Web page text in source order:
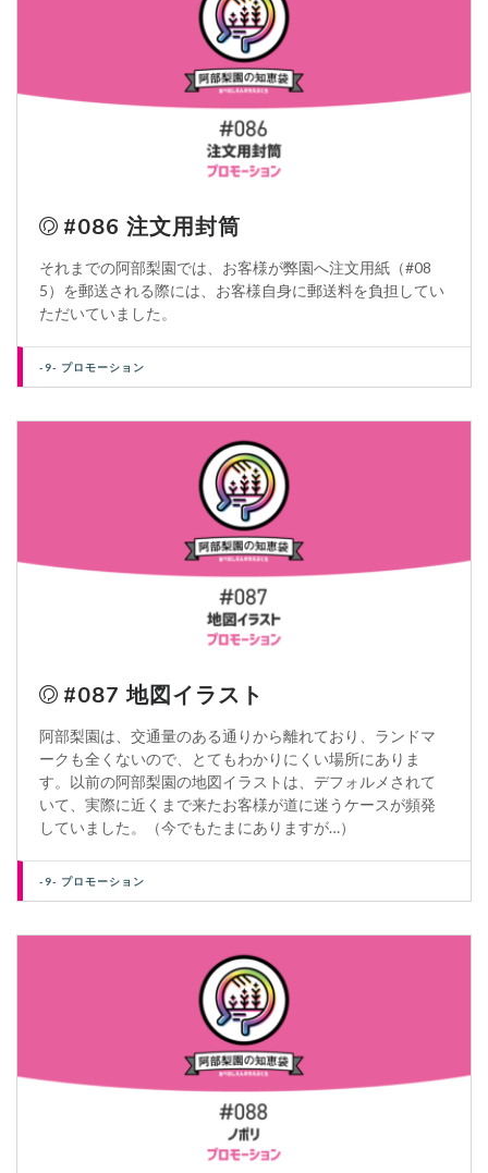
#086 注文用封筒
それまでの阿部梨園では、お客様が弊園へ注文用紙（#08
5）を郵送される際には、お客様自身に郵送料を負担してい
ただいていました。
-9- プロモーション
#087 地図イラスト
阿部梨園は、交通量のある通りから離れており、ランドマ
ークも全くないので、とてもわかりにくい場所にありま
す。以前の阿部梨園の地図イラストは、デフォルメされて
いて、実際に近くまで来たお客様が道に迷うケースが頻発
していました。（今でもたまにありますが…）
-9- プロモーション